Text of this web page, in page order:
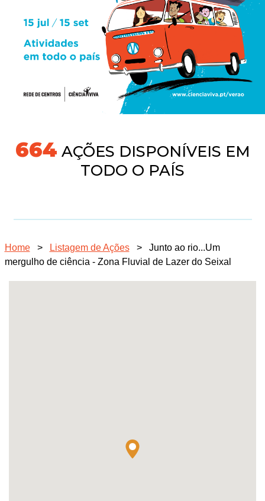
718AÇÕES DISPONÍVEIS EM
TODO O PAÍS
Home > Listagem de Ações >
Junto ao rio...Um
mergulho de ciência - Zona Fluvial de Lazer do Seixal